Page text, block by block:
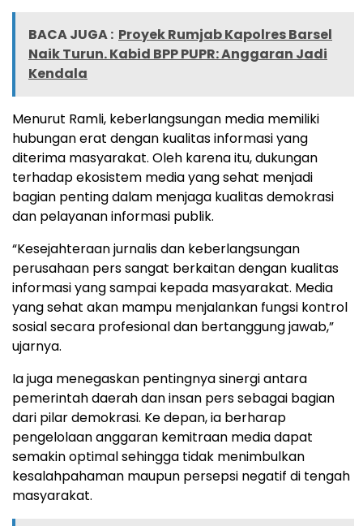
BACA JUGA : Proyek Rumjab Kapolres Barsel
Naik Turun. Kabid BPP PUPR: Anggaran Jadi
Kendala
Menurut Ramli, keberlangsungan media memiliki
hubungan erat dengan kualitas informasi yang
diterima masyarakat. Oleh karena itu, dukungan
terhadap ekosistem media yang sehat menjadi
bagian penting dalam menjaga kualitas demokrasi
dan pelayanan informasi publik.
“Kesejahteraan jurnalis dan keberlangsungan
perusahaan pers sangat berkaitan dengan kualitas
informasi yang sampai kepada masyarakat. Media
yang sehat akan mampu menjalankan fungsi kontrol
sosial secara profesional dan bertanggung jawab,”
ujarnya.
Ia juga menegaskan pentingnya sinergi antara
pemerintah daerah dan insan pers sebagai bagian
dari pilar demokrasi. Ke depan, ia berharap
pengelolaan anggaran kemitraan media dapat
semakin optimal sehingga tidak menimbulkan
kesalahpahaman maupun persepsi negatif di tengah
masyarakat.